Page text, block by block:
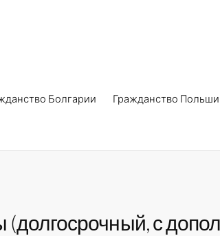
Болгарии Гражданство Польши
с